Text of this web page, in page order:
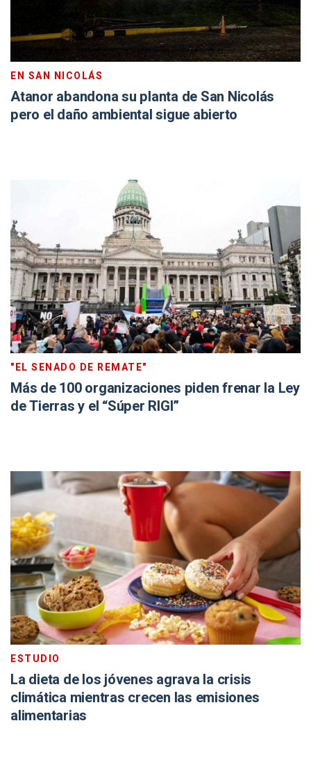
EN SAN NICOLÁS
Atanor abandona su planta de San Nicolás
pero el daño ambiental sigue abierto
"EL SENADO DE REMATE"
Más de 100 organizaciones piden frenar la Ley
de Tierras y el “Súper RIGI”
ESTUDIO
La dieta de los jóvenes agrava la crisis
climática mientras crecen las emisiones
alimentarias